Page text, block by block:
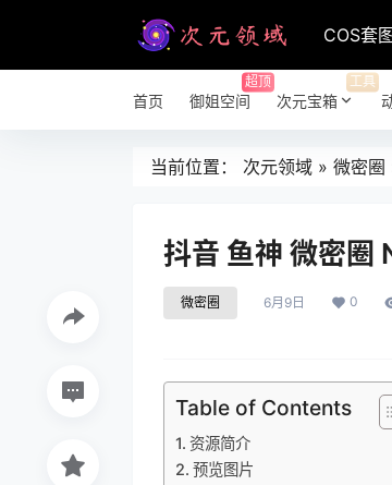
COS套图
首页 御姐空间
超顶
次元宝箱
工具
当前位置： 次元领域 » 微密圈
抖音 鱼神 微密圈
微密圈 6月9日 0
Table of Contents
资源简介
预览图片